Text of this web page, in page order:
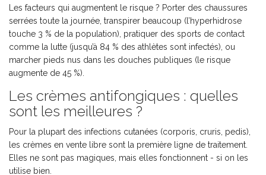
Les facteurs qui augmentent le risque ? Porter des chaussures
serrées toute la journée, transpirer beaucoup (l’hyperhidrose
touche 3 % de la population), pratiquer des sports de contact
comme la lutte (jusqu’à 84 % des athlètes sont infectés), ou
marcher pieds nus dans les douches publiques (le risque
augmente de 45 %).
Les crèmes antifongiques : quelles
sont les meilleures ?
Pour la plupart des infections cutanées (corporis, cruris, pedis),
les crèmes en vente libre sont la première ligne de traitement.
Elles ne sont pas magiques, mais elles fonctionnent - si on les
utilise bien.